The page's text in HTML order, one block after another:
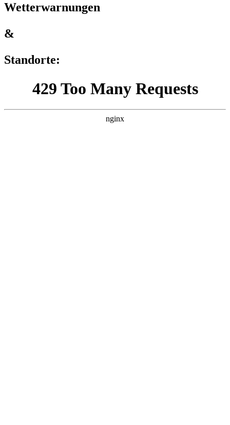
Wetterwarnungen
&
Standorte: